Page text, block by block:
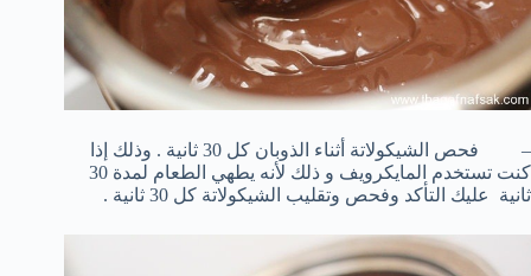
– فحص الشيكولاتة أثناء الذوبان كل 30 ثانية . وذلك إذا
كنت تستخدم المايكرويف و ذلك لأنه يطهي الطعام لمدة 30
ثانية عليك التأكد وفحص وتقليب الشيكولاتة كل 30 ثانية .